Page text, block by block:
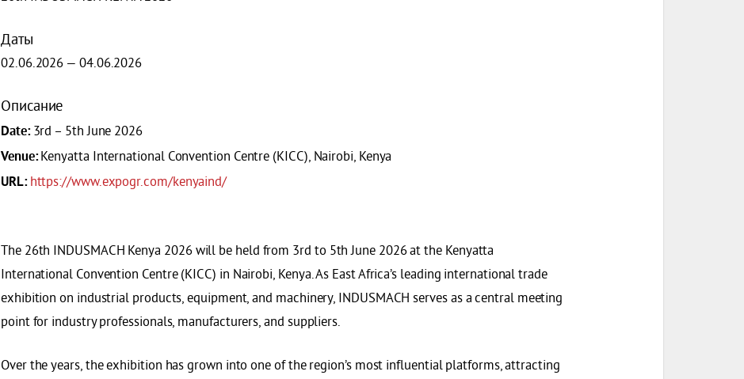
Даты
02.06.2026 — 04.06.2026
Описание
Date:3rd – 5th June 2026
Venue:Kenyatta International Convention Centre (KICC), Nairobi, Kenya
URL: https://www.expogr.com/kenyaind/
The 26th INDUSMACH Kenya 2026 will be held from 3rd to 5th June 2026 at the Kenyatta
International Convention Centre (KICC) in Nairobi, Kenya. As East Africa’s leading international trade
exhibition on industrial products, equipment, and machinery, INDUSMACH serves as a central meeting
point for industry professionals, manufacturers, and suppliers.
Over the years, the exhibition has grown into one of the region’s most influential platforms, attracting